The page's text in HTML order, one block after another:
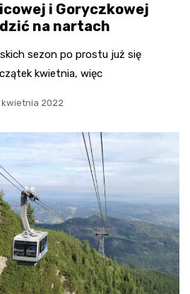
i Goryczkowej
na nartach
sezon po prostu już się
kwietnia, więc
kwietnia 2022